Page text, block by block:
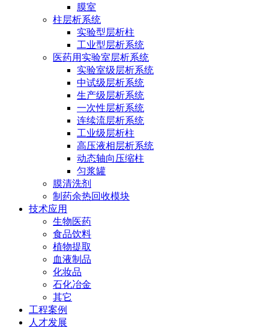
膜室
柱层析系统
实验型层析柱
工业型层析系统
医药用实验室层析系统
实验室级层析系统
中试级层析系统
生产级层析系统
一次性层析系统
连续流层析系统
工业级层析柱
高压液相层析系统
动态轴向压缩柱
匀浆罐
膜清洗剂
制药余热回收模块
技术应用
生物医药
食品饮料
植物提取
血液制品
化妆品
石化冶金
其它
工程案例
人才发展